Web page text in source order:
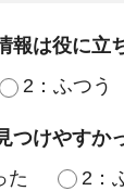
報は役に立
2：ふつう
つけやすか
た
2：